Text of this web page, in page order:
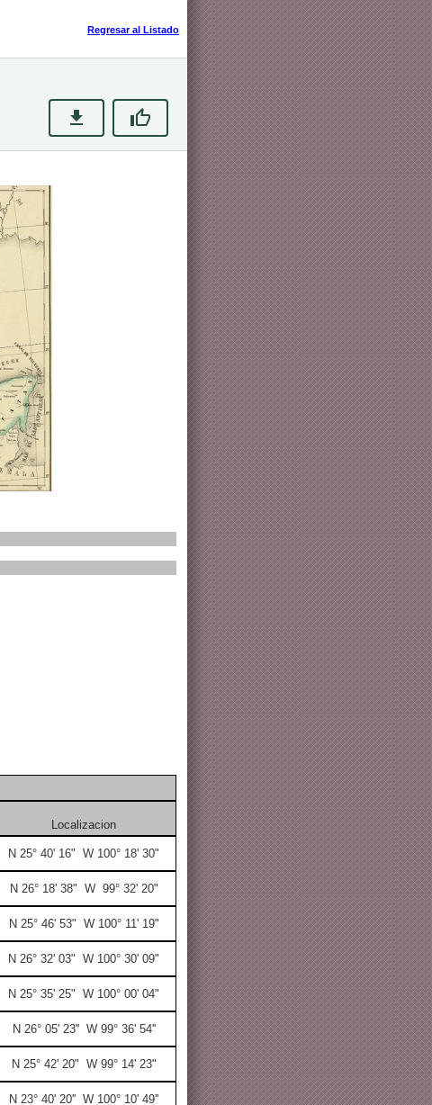
Regresar al Listado
Localizacion
N 25° 40' 16" W 100° 18' 30"
N 26° 18' 38" W 99° 32' 20"
N 25° 46' 53" W 100° 11' 19"
N 26° 32' 03" W 100° 30' 09"
N 25° 35' 25" W 100° 00' 04"
N 26° 05' 23'' W 99° 36' 54''
N 25° 42' 20" W 99° 14' 23"
N 23° 40' 20'' W 100° 10' 49''